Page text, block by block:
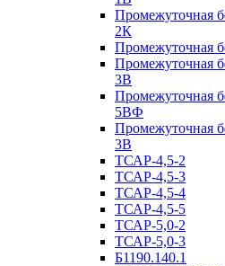
Промежуточная
2К
Промежуточная
Промежуточная
3В
Промежуточная
5ВФ
Промежуточная
3В
ТСАР-4,5-2
ТСАР-4,5-3
ТСАР-4,5-4
ТСАР-4,5-5
ТСАР-5,0-2
ТСАР-5,0-3
Б1190.140.1